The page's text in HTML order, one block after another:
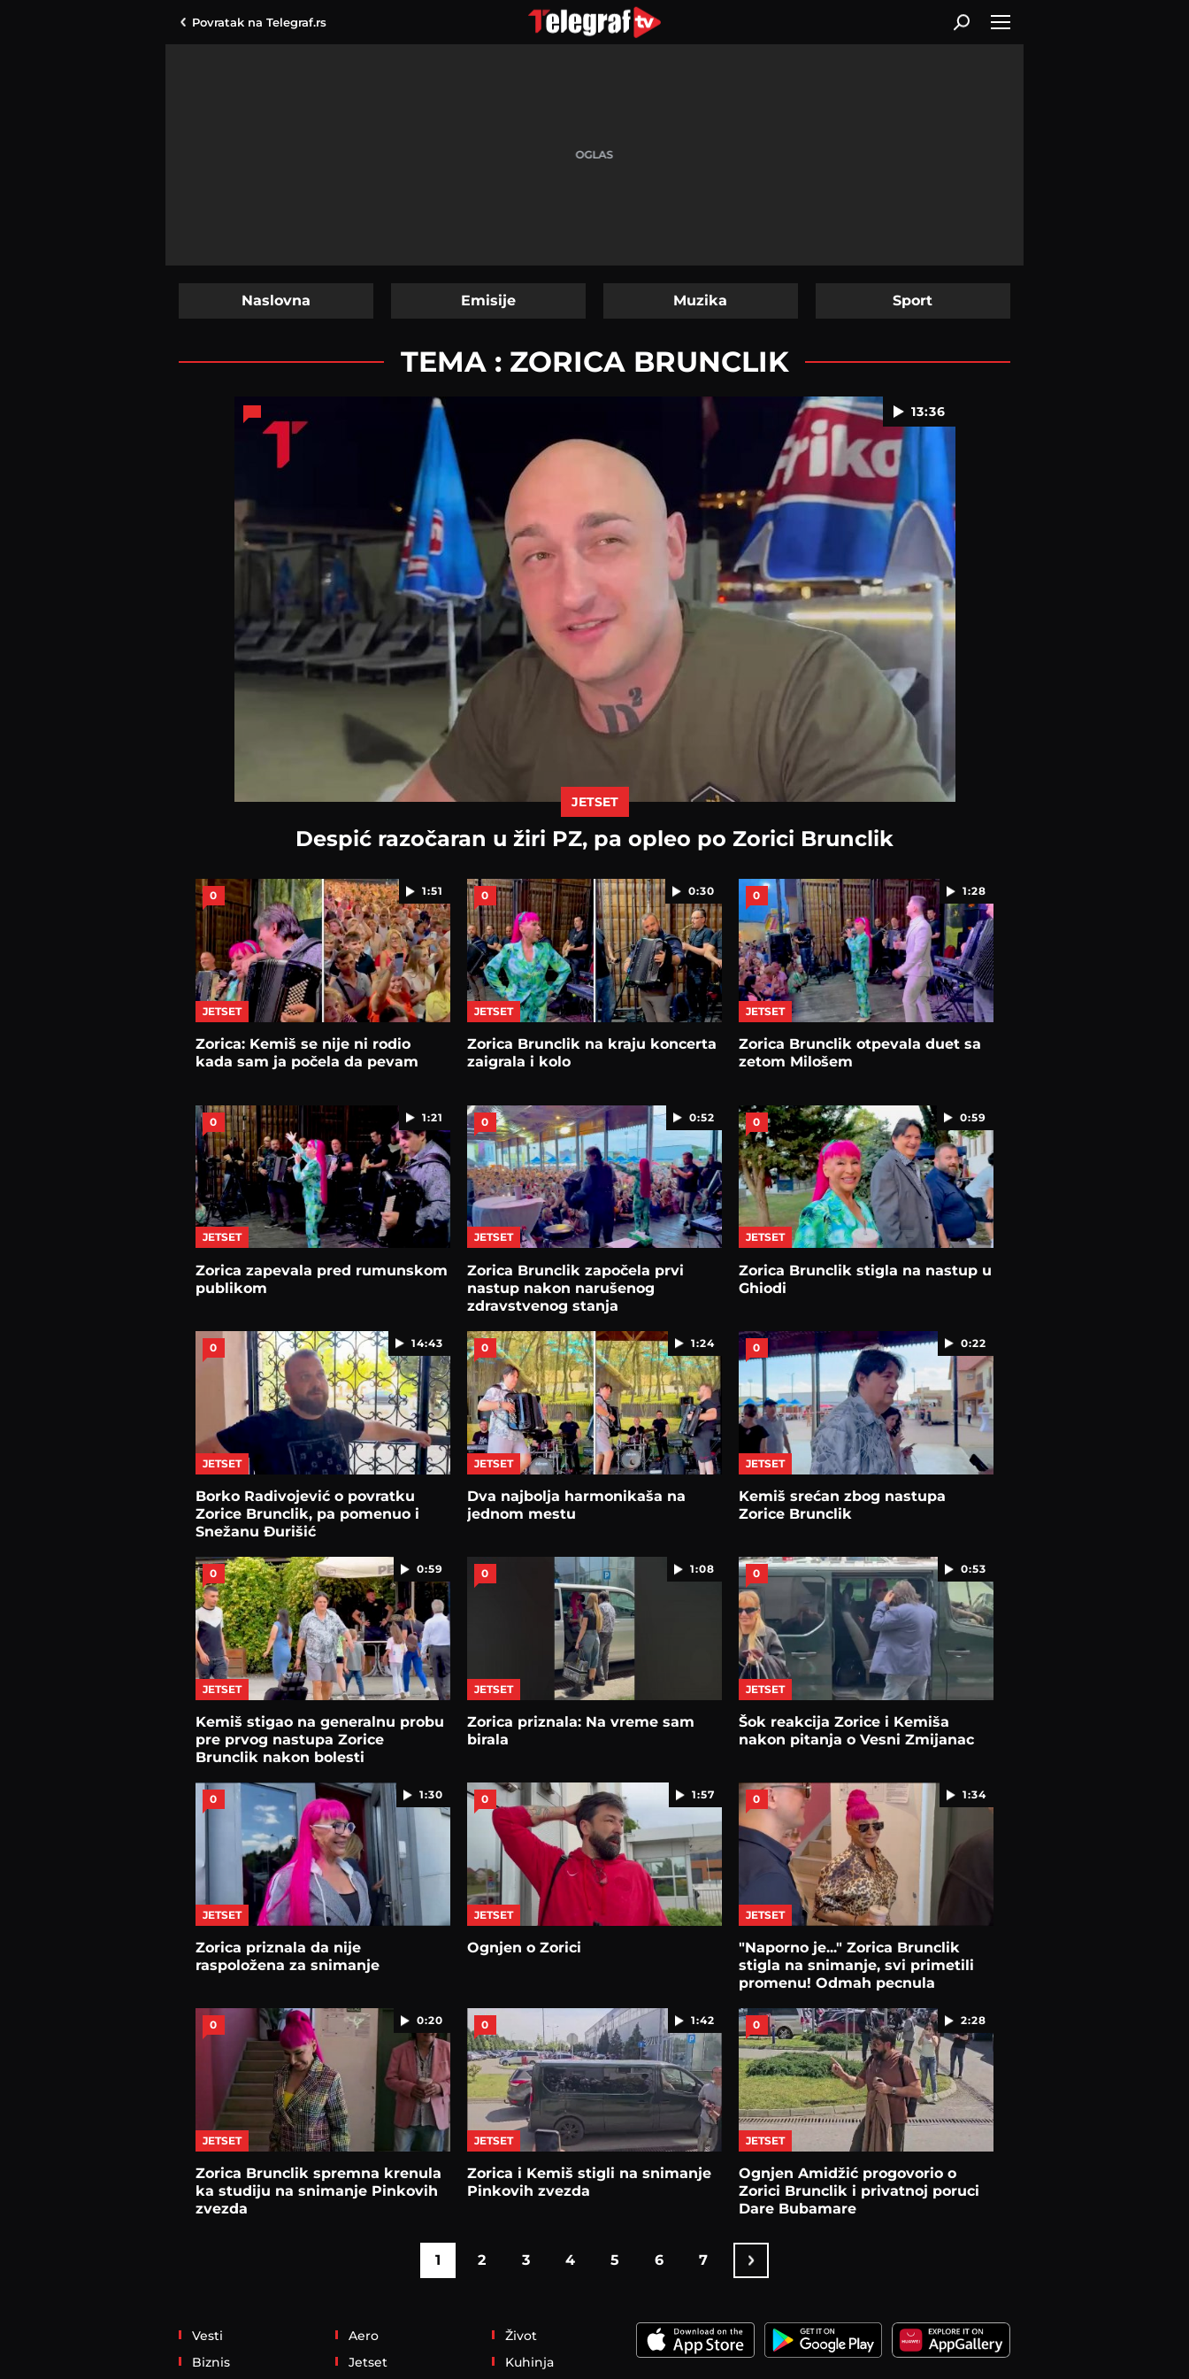
Povratak na Telegraf.rs
Naslovna Emisije Muzika Sport
TEMA : ZORICA BRUNCLIK
13:36
JETSET
Despić razočaran u žiri PZ, pa opleo po Zorici Brunclik
1:51
0
JETSET
Zorica: Kemiš se nije ni rodio
kada sam ja počela da pevam
0:30
0
JETSET
Zorica Brunclik na kraju koncerta
zaigrala i kolo
1:28
0
JETSET
Zorica Brunclik otpevala duet sa
zetom Milošem
1:21
0
JETSET
Zorica zapevala pred rumunskom
publikom
0:52
0
JETSET
Zorica Brunclik započela prvi
nastup nakon narušenog
zdravstvenog stanja
0:59
0
JETSET
Zorica Brunclik stigla na nastup u
Ghiodi
14:43
0
JETSET
Borko Radivojević o povratku
Zorice Brunclik, pa pomenuo i
Snežanu Đurišić
1:24
0
JETSET
Dva najbolja harmonikaša na
jednom mestu
0:22
0
JETSET
Kemiš srećan zbog nastupa
Zorice Brunclik
0:59
0
JETSET
Kemiš stigao na generalnu probu
pre prvog nastupa Zorice
Brunclik nakon bolesti
1:08
0
JETSET
Zorica priznala: Na vreme sam
birala
0:53
0
JETSET
Šok reakcija Zorice i Kemiša
nakon pitanja o Vesni Zmijanac
1:30
0
JETSET
Zorica priznala da nije
raspoložena za snimanje
1:57
0
JETSET
Ognjen o Zorici
1:34
0
JETSET
"Naporno je..." Zorica Brunclik
stigla na snimanje, svi primetili
promenu! Odmah pecnula
0:20
0
JETSET
Zorica Brunclik spremna krenula
ka studiju na snimanje Pinkovih
zvezda
1:42
0
JETSET
Zorica i Kemiš stigli na snimanje
Pinkovih zvezda
2:28
0
JETSET
Ognjen Amidžić progovorio o
Zorici Brunclik i privatnoj poruci
Dare Bubamare
1 2 3 4 5 6 7
Vesti
Biznis
Aero
Jetset
Život
Kuhinja